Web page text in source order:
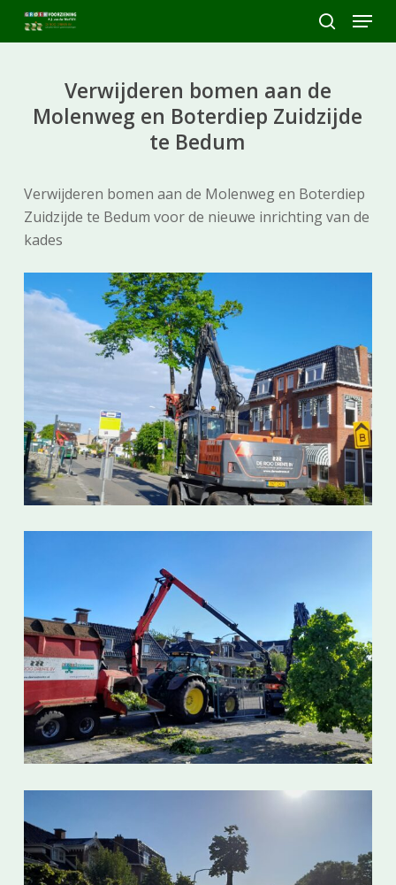
Skip
search
Menu
Verwijderen bomen aan de
Molenweg en Boterdiep Zuidzijde
te Bedum
Verwijderen bomen aan de Molenweg en Boterdiep
Zuidzijde te Bedum voor de nieuwe inrichting van de
kades